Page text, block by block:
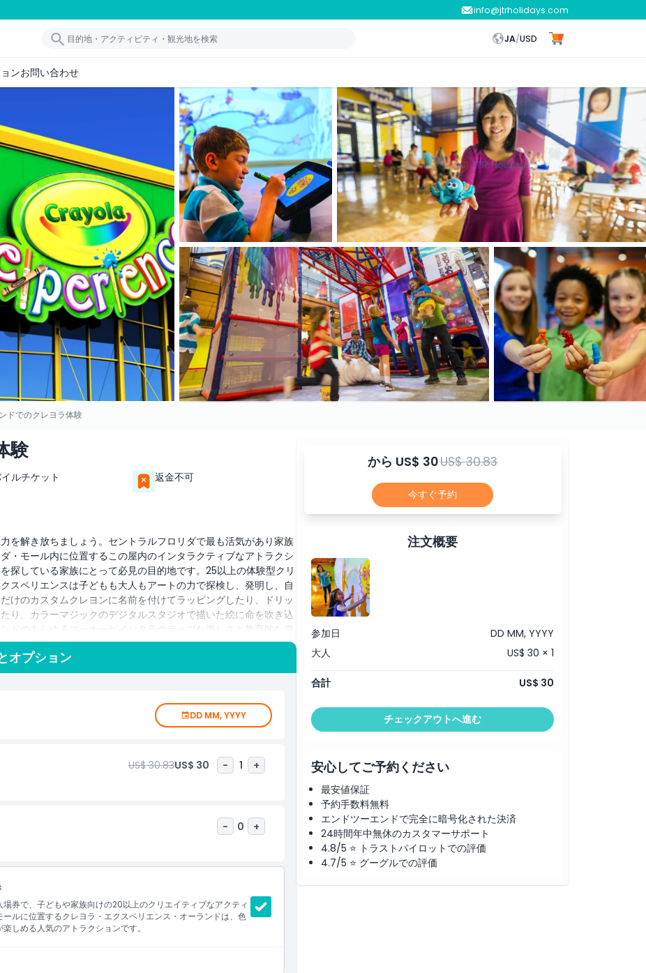
info@jtrholidays.com
JA/USD
ンお問い合わせ
ドでのクレヨラ体験
験
ルチケット 返金不可
を解き放ちましょう。セントラルフロリダで最も活気があり家族
・モール内に位置するこの屋内のインタラクティブなアトラクシ
探している家族にとって必見の目的地です。25以上の体験型クリ
スペリエンスは子どもも大人もアートの力で探検し、発明し、自
けのカスタムクレヨンに名前を付けてラッピングしたり、ドリッ
り、カラーマジックのデジタルスタジオで描いた絵に命を吹き込
ドのあらゆるコーナーがインタラクティブな楽しさと教育的な遊
ライブサイエンスショー、カラープレイグラウンド、スピンアー
トラクションを楽しめます。クレヨラのクレヨンがどのように作
に焦点を当てた学びを通して若い心を刺激するように設計されてお
め、クレヨラ・エクスペリエンス・オーランドは雨の日のアクテ
最適です。割引価格でクレヨラ・エクスペリエンス・オーランド
入場してください。インタラクティブな楽しみが尽きることな
スで色と創造性の世界に飛び込みましょう。
オプション
DD MM, YYYY
US$ 30.83US$ 30 - 1 +
- 0 +
券で、子どもや家族向けの20以上のクリエイティブなアクティ
ルに位置するクレヨラ・エクスペリエンス・オーランドは、色
しめる人気のアトラクションです。
から US$ 30US$ 30.83
今すぐ予約
注文概要
参加日
DD MM, YYYY
大人
US$ 30 × 1
合計 US$ 30
チェックアウトへ進む
安心してご予約ください
最安値保証
予約手数料無料
エンドツーエンドで完全に暗号化された決済
24時間年中無休のカスタマーサポート
4.8/5 ⭐ トラストパイロットでの評価
4.7/5 ⭐ グーグルでの評価